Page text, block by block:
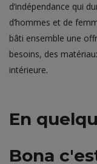
d’indépendance qui
d’hommes et de
bâti ensemble une
besoins, des
intérieure.
En
Bona